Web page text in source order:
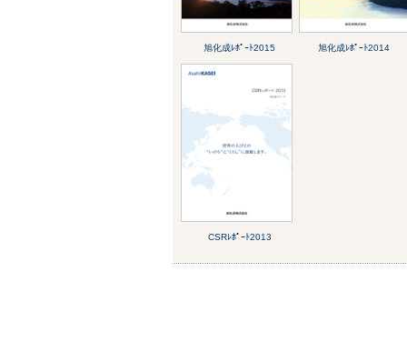
旭化成ﾚﾎﾟｰﾄ2015 旭化成ﾚﾎﾟｰﾄ2014
CSRﾚﾎﾟｰﾄ2013